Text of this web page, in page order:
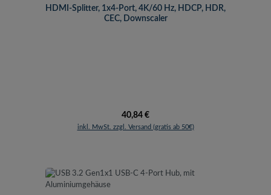
HDMI-Splitter, 1x4-Port, 4K/60 Hz, HDCP, HDR,
CEC, Downscaler
Regulärer Preis:
40,84 €
inkl. MwSt. zzgl. Versand (gratis ab 50€)